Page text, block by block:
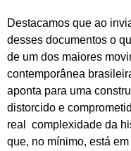
Destacamos que ao
desses documentos o
de um dos maiores
contemporânea
aponta para uma
distorcido e
real complexidade da
que, no mínimo, está